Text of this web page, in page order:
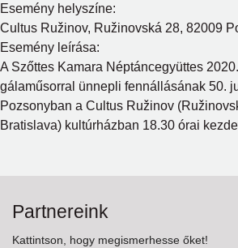
Esemény helyszíne:
Cultus Ružinov, Ružinovská 28, 82009
Esemény leírása:
A Szőttes Kamara Néptáncegyüttes
gálaműsorral ünnepli fennállásának 50.
Pozsonyban a Cultus Ružinov
Bratislava) kultúrházban 18.30 órai
Partnereink
Kattintson, hogy megismerhesse őket!